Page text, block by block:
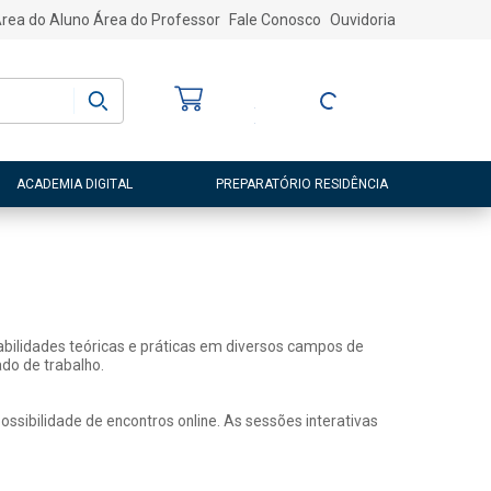
do Aluno Área do Professor Fale Conosco Ouvidoria
Entre ou Cadastre-
ACADEMIA DIGITAL PREPARATÓRIO RESIDÊNCIA
teóricas e práticas em diversos campos de
de trabalho.
de encontros online. As sessões interativas